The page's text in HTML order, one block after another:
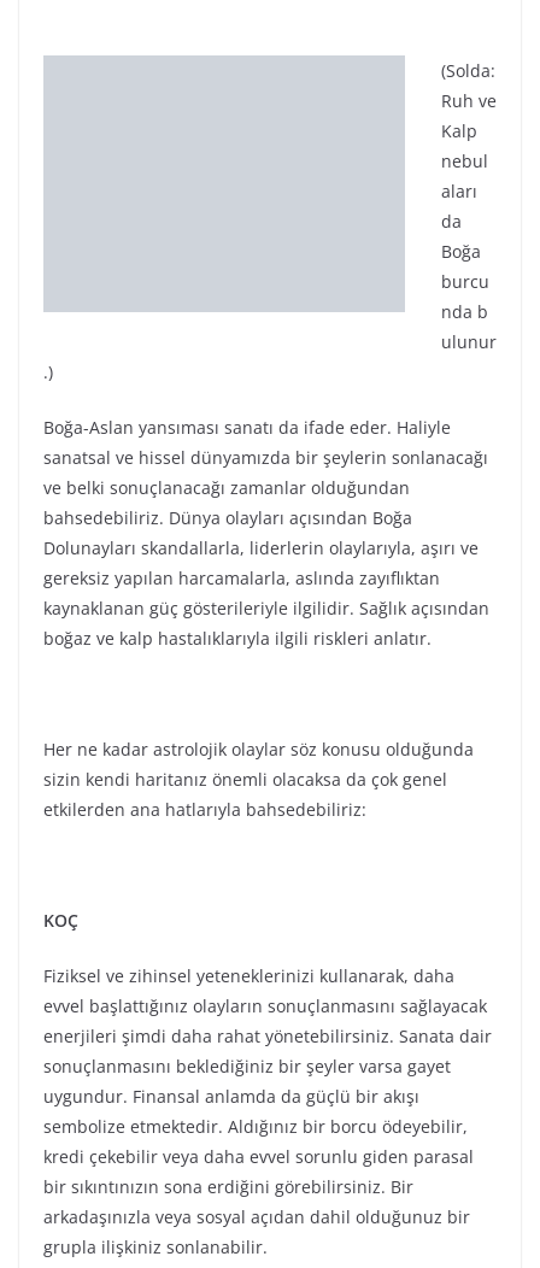
Dolunayları skandallarla, liderlerin olaylarıyla, aşırı ve
kaynaklanan güç gösterileriyle ilgilidir. Sağlık açısından
etkilerden ana hatlarıyla bahsedebiliriz:
KOÇ
Fiziksel ve zihinsel yeteneklerinizi kullanarak, daha
evvel başlattığınız olayların sonuçlanmasını sağlayacak
enerjileri şimdi daha rahat yönetebilirsiniz. Sanata dair
sonuçlanmasını beklediğiniz bir şeyler varsa gayet
bir sıkıntınızın sona erdiğini görebilirsiniz. Bir
arkadaşınızla veya sosyal açıdan dahil olduğunuz bir
grupla ilişkiniz sonlanabilir.
BOĞA
His dünyanızda bir şeylerin sonlanacağı, sizi derinden
etkileyecek bir durum söz konusudur. Partnerlik ve
ortaklık ilişkilerinde bir şeyler sonlanabilir veya sonuç
beklediğiniz bir şey varsa o sonucu bu dolunay
evresinde alabilirsiniz. Kendinizle ilgili fiziki olarak
geliştirmek istediğiniz bir yanınız varsa (yeni bir stil
gibi) gayet uygun zamanlarda olacak, sonuçlandırma
enerjisini yönetebileceksiniz. Sizi baskılayan durum ve
kişileri sonlandırmak için uygun bir akışın olacağı,
yönetebileceğiniz bir süreç.